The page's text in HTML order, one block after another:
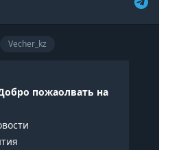
Vecher_kz
пожаолвать на